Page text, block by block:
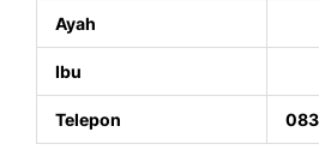
Ayah
Ibu
Telepon